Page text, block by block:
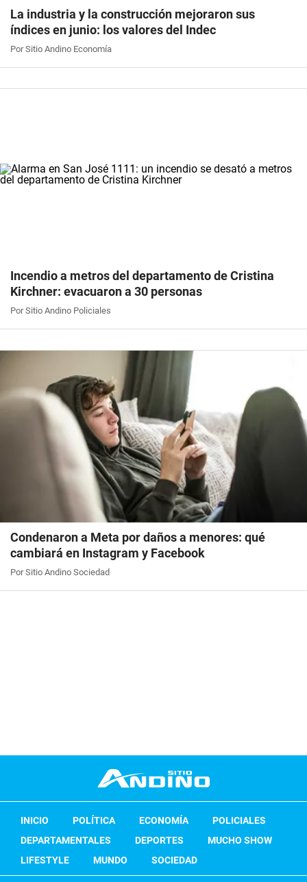
La industria y la construcción mejoraron sus
índices en junio: los valores del Indec
Por Sitio Andino Economía
Incendio a metros del departamento de Cristina
Kirchner: evacuaron a 30 personas
Por Sitio Andino Policiales
Condenaron a Meta por daños a menores: qué
cambiará en Instagram y Facebook
Por Sitio Andino Sociedad
INICIO POLÍTICA ECONOMÍA
POLICIALES
DEPARTAMENTALES
DEPORTES
MUCHO SHOW
LIFESTYLE
MUNDO SOCIEDAD